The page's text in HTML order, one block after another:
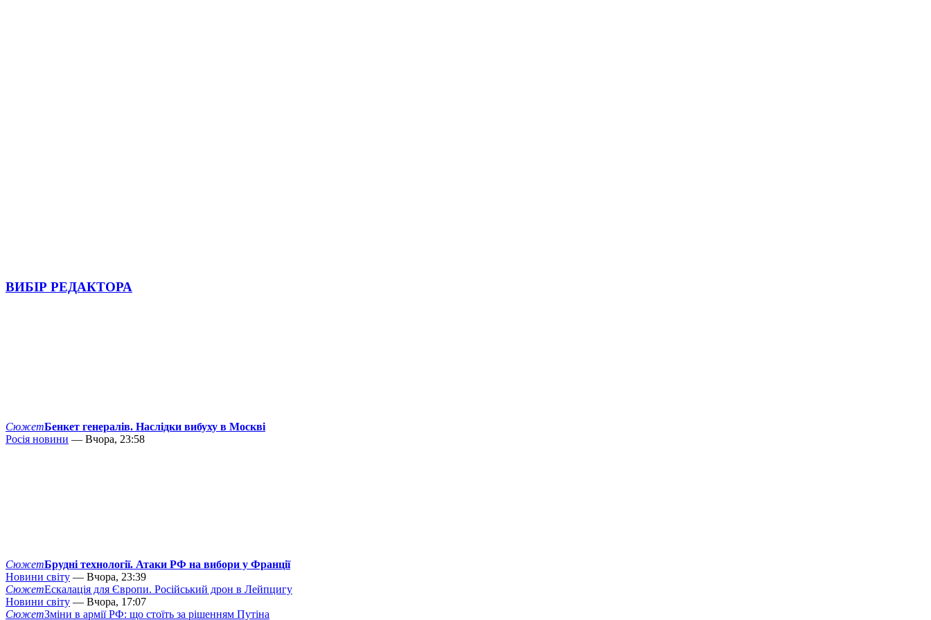
ВИБІР РЕДАКТОРА
СюжетБенкет генералів. Наслідки вибуху в Москві
Росія новини — Вчора, 23:58
СюжетБрудні технології. Атаки РФ на вибори у Франції
Новини світу — Вчора, 23:39
СюжетЕскалація для Європи. Російський дрон в Лейпцигу
Новини світу — Вчора, 17:07
СюжетЗміни в армії РФ: що стоїть за рішенням Путіна